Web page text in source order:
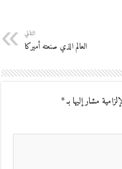
التالي
العالم الذي صنعته أميركا
مشار إليها بـ*